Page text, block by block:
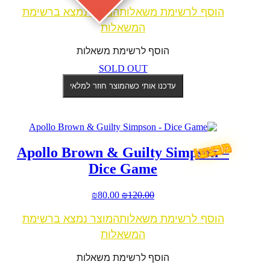
הוסף לרשימת משאלותהמוצר נמצא ברשימת
המשאלות
הוסף לרשימת משאלות
SOLD OUT
עדכנו אותי כשהמוצר חוזר למלאי
מבצע!
Apollo Brown & Guilty Simpson –
Dice Game
₪120.00
המחיר
היה:
₪120.00.
₪80.00 המחיר
הוא:
₪80.00.
הוסף לרשימת משאלותהמוצר נמצא ברשימת
המשאלות
הוסף לרשימת משאלות